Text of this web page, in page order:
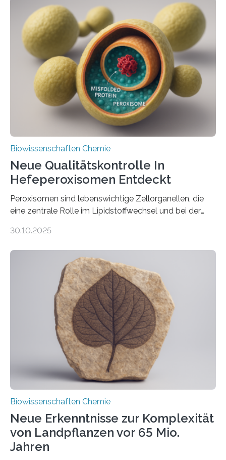
Biowissenschaften Chemie
Neue Qualitätskontrolle In
Hefeperoxisomen Entdeckt
Peroxisomen sind lebenswichtige Zellorganellen, die
eine zentrale Rolle im Lipidstoffwechsel und bei der
erfüllen können, müssen zahlreiche Enzyme präzise in
der Ruhr-Universität Bochum um Prof. Dr. Ralf Erdmann
und Dr. Ismaila Francis Yusuf hat nun einen bislang
unbekannten Qualitätskontrollmechanismus des
peroxisomalen Proteintransports in der Bäckerhefe
Saccharomyces cerevisiae entdeckt, der für die
Funktionsfähigkeit der Organellen entscheidend ist. Die
Studie wurde am 28. Oktober 2025 in der
Fachzeitschrift…
30.10.2025
Biowissenschaften Chemie
Neue Erkenntnisse zur Komplexität
von Landpflanzen vor 65 Mio.
Jahren